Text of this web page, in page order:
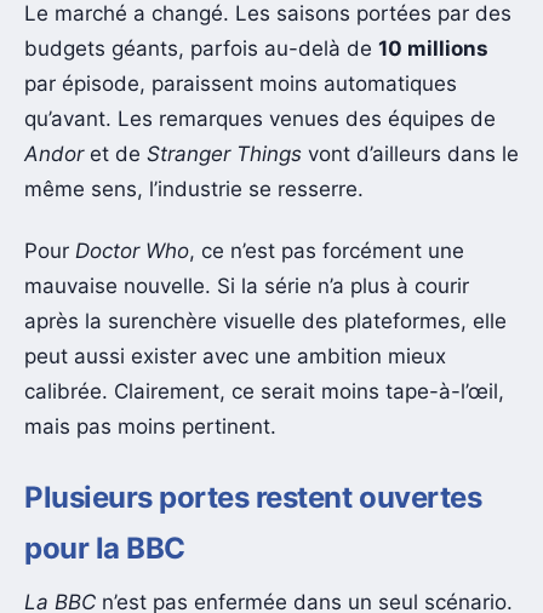
Le marché a changé. Les saisons portées par des
budgets géants, parfois au-delà de 10 millions
par épisode, paraissent moins automatiques
qu’avant. Les remarques venues des équipes de
Andoret de Stranger Things vont d’ailleurs dans le
même sens, l’industrie se resserre.
Pour Doctor Who, ce n’est pas forcément une
mauvaise nouvelle. Si la série n’a plus à courir
après la surenchère visuelle des plateformes, elle
peut aussi exister avec une ambition mieux
calibrée. Clairement, ce serait moins tape-à-l’œil,
mais pas moins pertinent.
Plusieurs portes restent ouvertes
pour la BBC
La BBC n’est pas enfermée dans un seul scénario.